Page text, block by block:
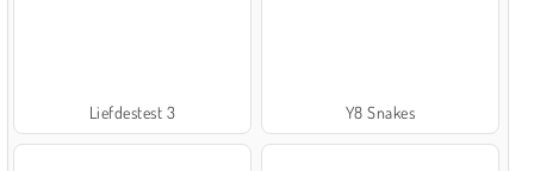
Liefdestest 3 Y8 Snakes